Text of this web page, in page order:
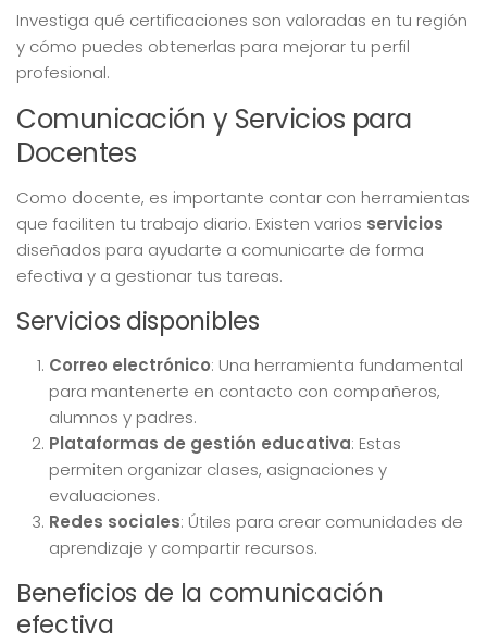
Investiga qué certificaciones son valoradas en tu región
y cómo puedes obtenerlas para mejorar tu perfil
profesional.
Comunicación y Servicios para
Docentes
Como docente, es importante contar con herramientas
que faciliten tu trabajo diario. Existen varios servicios
diseñados para ayudarte a comunicarte de forma
efectiva y a gestionar tus tareas.
Servicios disponibles
Correo electrónico: Una herramienta fundamental
para mantenerte en contacto con compañeros,
alumnos y padres.
Plataformas de gestión educativa: Estas
permiten organizar clases, asignaciones y
evaluaciones.
Redes sociales: Útiles para crear comunidades de
aprendizaje y compartir recursos.
Beneficios de la comunicación
efectiva